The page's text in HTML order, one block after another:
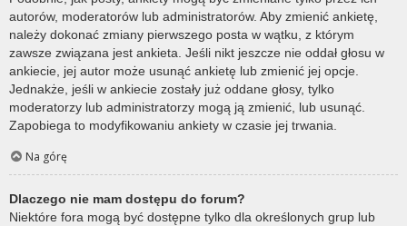
autorów, moderatorów lub administratorów. Aby zmienić ankietę,
należy dokonać zmiany pierwszego posta w wątku, z którym
zawsze związana jest ankieta. Jeśli nikt jeszcze nie oddał głosu w
ankiecie, jej autor może usunąć ankietę lub zmienić jej opcje.
Jednakże, jeśli w ankiecie zostały już oddane głosy, tylko
moderatorzy lub administratorzy mogą ją zmienić, lub usunąć.
Zapobiega to modyfikowaniu ankiety w czasie jej trwania.
Na górę
Dlaczego nie mam dostępu do forum?
Niektóre fora mogą być dostępne tylko dla określonych grup lub